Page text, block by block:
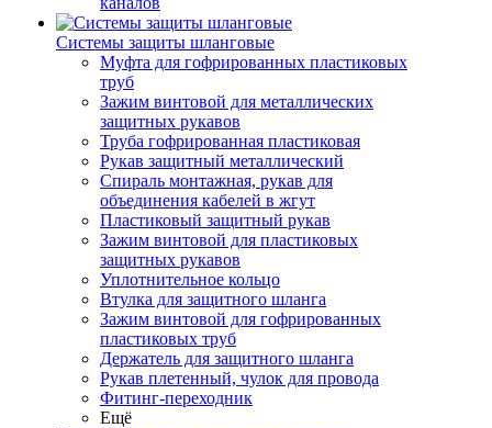
Системы защиты шланговые
Муфта для гофрированных пластиковых
труб
Зажим винтовой для металлических
защитных рукавов
Труба гофрированная пластиковая
Рукав защитный металлический
Спираль монтажная, рукав для
объединения кабелей в жгут
Пластиковый защитный рукав
Зажим винтовой для пластиковых
защитных рукавов
Уплотнительное кольцо
Втулка для защитного шланга
Зажим винтовой для гофрированных
пластиковых труб
Держатель для защитного шланга
Рукав плетенный, чулок для провода
Фитинг-переходник
Ещё